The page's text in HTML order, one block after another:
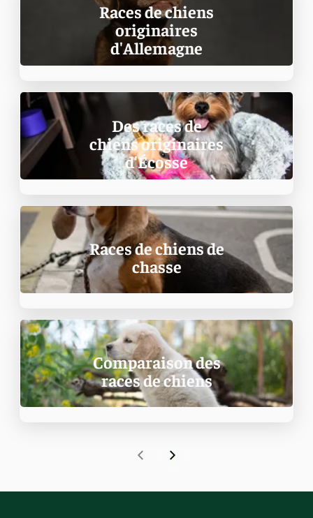
Races de chiens
originaires
d'Allemagne
Des races de
chiens originaires
d'Écosse
Races de chiens de
chasse
Comparaison des
races de chiens